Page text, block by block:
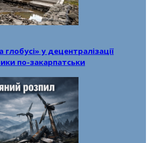
глобусі» у децентралізації
по-закарпатськи